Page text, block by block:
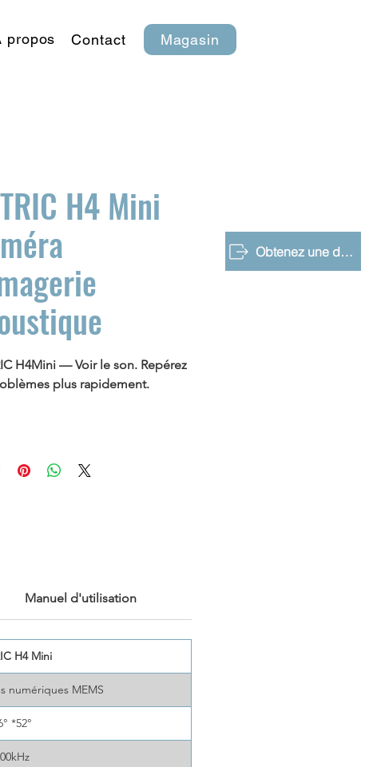
propos Contact Magasin
Obtenez une démo gratuite
H4 Mini
H4Mini — Voir le son. Repérez
plus rapidement.
niveau. Avec un réseau
microphones et une plage
— voyez ce que l'oreille
Manuel d'utilisation
H4 Mini
numériques MEMS
*52°